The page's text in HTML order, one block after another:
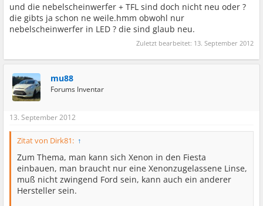
und die nebelscheinwerfer + TFL sind doch nicht neu oder ?
die gibts ja schon ne weile.hmm obwohl nur
nebelscheinwerfer in LED ? die sind glaub neu.
Zuletzt bearbeitet: 13. September 2012
mu88
Forums Inventar
13. September 2012
Zitat von Dirk81: ↑
Zum Thema, man kann sich Xenon in den Fiesta
einbauen, man braucht nur eine Xenonzugelassene Linse,
muß nicht zwingend Ford sein, kann auch ein anderer
Hersteller sein.